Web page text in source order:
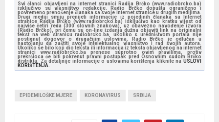
Svi članci objavljeni na internet stranici Radija Brčko (www.radiobrcko.ba)
isključivo su vlasništvo redakcije. Radio Brčko dopušta ograničeno i
povremeno prenošenje članaka sa svoje internet stranice u drugim medijima.
Drugi mediji smiju prenijeti informacije iz pojedinih članaka sa Internet
stranice Radija Brčko (www.radiobrcko.ba) isključivo kao kratku vijest od
najviše četiri reda (300 slovnih znakova), uz obavezno navođenje izvora
(Radio Brčko), pri čemu su on-line izdanja dužna objaviti link na originalni
tekst na web stranicu radiobrcko.ba, ukoliko s uredništvom portala nije
postignut dogovor o drugačijim uslovima. Radio Brčko je odlučan u
nastojanju da zaštiti svoje intelektualno vlasništvo i rad svojih autora.
Ukoliko se bilo koji dio teksta ili informacija iz teksta objavljenog na internet
stranici www.radiobrcko.ba prenese suprotno ovim pravilima, protiv
prekršioca će biti pokrenut pravni postupak pred Osnovnim sudom Brčko
distrikta. Za detaljnije informacije o uslovima korištenja kliknite na USLOVI
KORIŠTENJA.
EPIDEMILOŠKE MJERE KORONAVIRUS SRBIJA